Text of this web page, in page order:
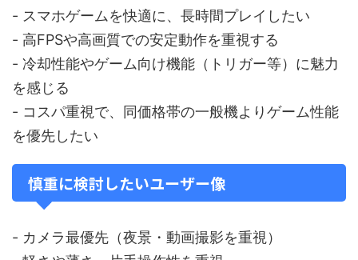
- スマホゲームを快適に、長時間プレイしたい
- 高FPSや高画質での安定動作を重視する
- 冷却性能やゲーム向け機能（トリガー等）に魅力
を感じる
- コスパ重視で、同価格帯の一般機よりゲーム性能
を優先したい
慎重に検討したいユーザー像
- カメラ最優先（夜景・動画撮影を重視）